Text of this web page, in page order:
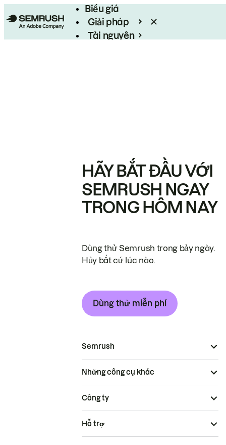
Biểu giá
Giải pháp
Tài nguyên
HÃY BẮT ĐẦU VỚI
SEMRUSH NGAY
TRONG HÔM NAY
Dùng thử Semrush trong bảy ngày.
Hủy bất cứ lúc nào.
Dùng thử miễn phí
Semrush
Những công cụ khác
Công ty
Hỗ trợ